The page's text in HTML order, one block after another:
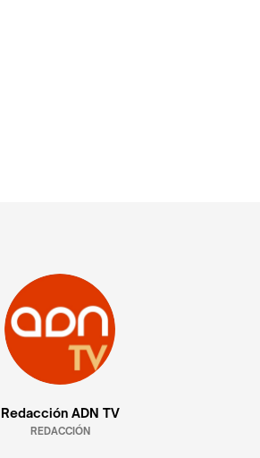
Redacción ADN TV
REDACCIÓN